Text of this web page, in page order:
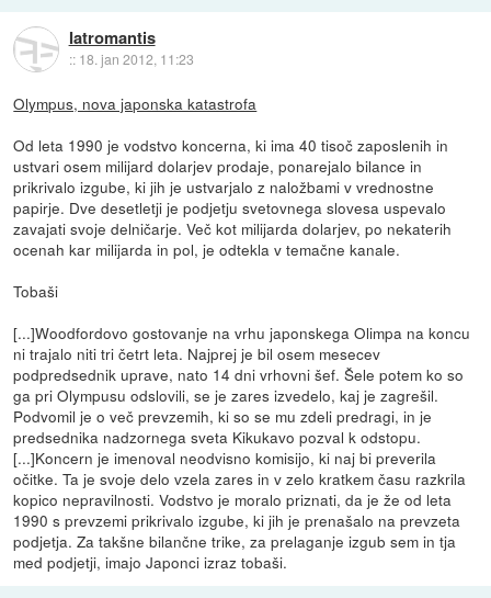
Iatromantis
:: 18. jan 2012, 11:23
Olympus, nova japonska katastrofa
Od leta 1990 je vodstvo koncerna, ki ima 40 tisoč zaposlenih in
ustvari osem milijard dolarjev prodaje, ponarejalo bilance in
prikrivalo izgube, ki jih je ustvarjalo z naložbami v vrednostne
papirje. Dve desetletji je podjetju svetovnega slovesa uspevalo
zavajati svoje delničarje. Več kot milijarda dolarjev, po nekaterih
ocenah kar milijarda in pol, je odtekla v temačne kanale.
Tobaši
[...]Woodfordovo gostovanje na vrhu japonskega Olimpa na koncu
ni trajalo niti tri četrt leta. Najprej je bil osem mesecev
podpredsednik uprave, nato 14 dni vrhovni šef. Šele potem ko so
ga pri Olympusu odslovili, se je zares izvedelo, kaj je zagrešil.
Podvomil je o več prevzemih, ki so se mu zdeli predragi, in je
predsednika nadzornega sveta Kikukavo pozval k odstopu.
[...]Koncern je imenoval neodvisno komisijo, ki naj bi preverila
očitke. Ta je svoje delo vzela zares in v zelo kratkem času razkrila
kopico nepravilnosti. Vodstvo je moralo priznati, da je že od leta
1990 s prevzemi prikrivalo izgube, ki jih je prenašalo na prevzeta
podjetja. Za takšne bilančne trike, za prelaganje izgub sem in tja
med podjetji, imajo Japonci izraz tobaši.